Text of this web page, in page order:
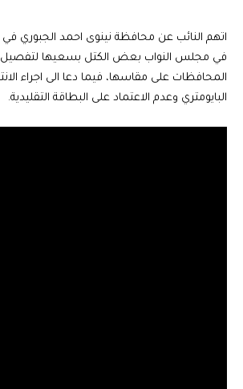
اتهم النائب عن محافظة نينوى احمد الجبوري
في مجلس النواب بعض الكتل بسعيها
المحافظات على مقاسها، فيما دعا الى اجراء
البايومتري وعدم الاعتماد على البطاقة التقليدية.